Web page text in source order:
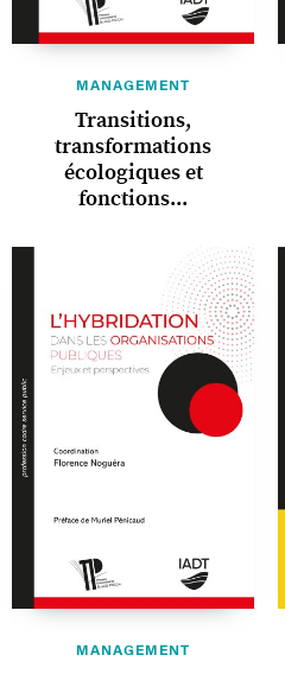
MANAGEMENT
Transitions,
transformations
écologiques et
fonctions...
MANAGEMENT